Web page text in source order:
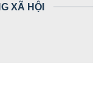
XÃ HỘI